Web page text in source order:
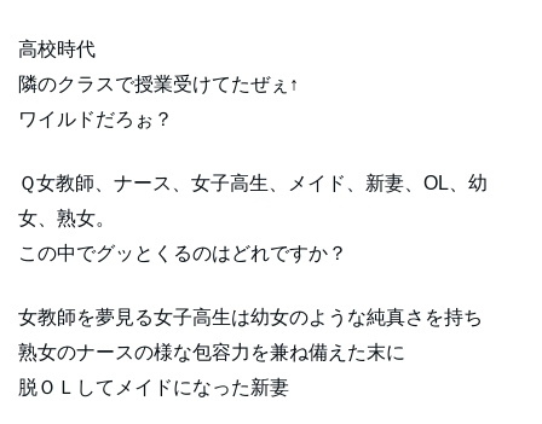
高校時代
隣のクラスで授業受けてたぜぇ↑
ワイルドだろぉ？
Ｑ女教師、ナース、女子高生、メイド、新妻、OL、幼
女、熟女。
この中でグッとくるのはどれですか？
女教師を夢見る女子高生は幼女のような純真さを持ち
熟女のナースの様な包容力を兼ね備えた末に
脱ＯＬしてメイドになった新妻